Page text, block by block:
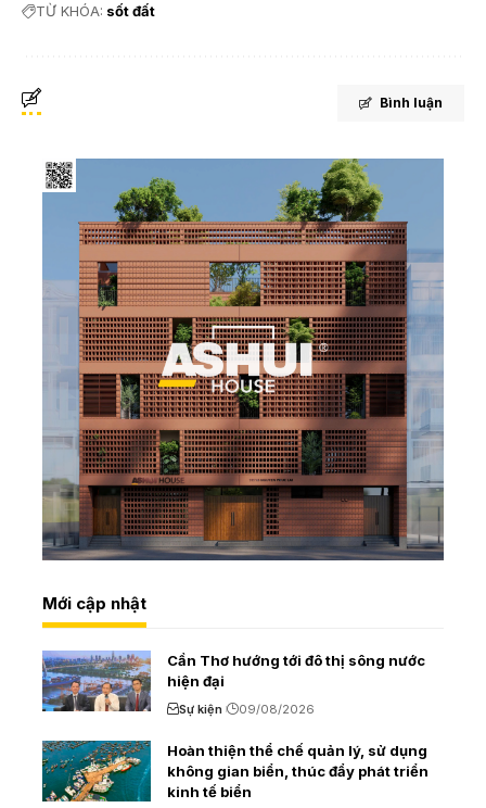
TỪ KHÓA: sốt đất
Bình luận
Mới cập nhật
Cần Thơ hướng tới đô thị sông nước
hiện đại
Sự kiện 09/08/2026
Hoàn thiện thể chế quản lý, sử dụng
không gian biển, thúc đẩy phát triển
kinh tế biển